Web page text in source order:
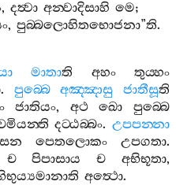
,දත්‍වා අන‍්වාදිසාහි මෙ;
,පුබ‍්බලොහිතභොජනා”ති.
මාතාති අහං
තුය‍්හං
. පුබ‍්බෙ අඤ‍්ඤාසු ජාතීසූති
ජාතියං, අථ ඛො
පුබ‍්බෙ
දට‍්ඨබ‍්බං.උපපන‍්නා
පෙතලොකං උපගතා.
ච පිපාසාය ච අභිභූතා,
අත්‍ථො.